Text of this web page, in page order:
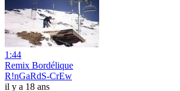
1:44
Remix Bordélique
R!nGaRdS-CrEw
il y a 18 ans